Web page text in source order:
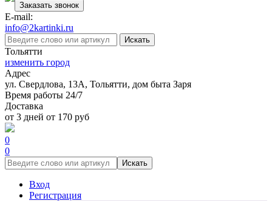
Заказать звонок
E-mail:
info@2kartinki.ru
Искать
Тольятти
изменить город
Адрес
ул. Свердлова, 13А, Тольятти, дом быта Заря
Время работы 24/7
Доставка
от 3 дней от 170 руб
0
0
Искать
Вход
Регистрация